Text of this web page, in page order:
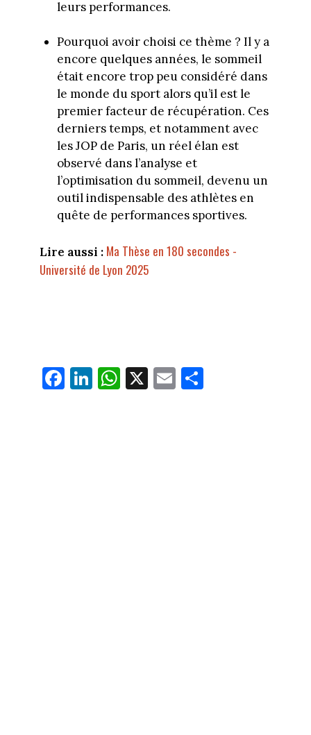
leurs performances.
Pourquoi avoir choisi ce thème ? Il y a
encore quelques années, le sommeil
était encore trop peu considéré dans
le monde du sport alors qu’il est le
premier facteur de récupération. Ces
derniers temps, et notamment avec
les JOP de Paris, un réel élan est
observé dans l’analyse et
l’optimisation du sommeil, devenu un
outil indispensable des athlètes en
quête de performances sportives.
Lire aussi : Ma Thèse en 180 secondes -
Université de Lyon 2025
Fa
ce
Li
nk
W
ha
X E
m
Pa